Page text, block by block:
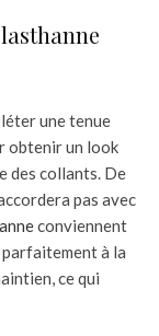
une tenue
obtenir un look
des collants. De
pas avec
conviennent
à la
ce qui